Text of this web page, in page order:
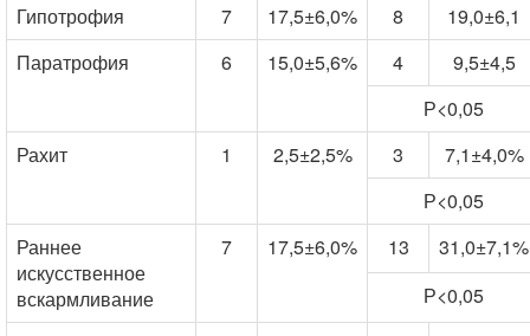
Гипотрофия 7 17,5±6,0% 8
19,0±6,1
Паратрофия
6 15,0±5,6% 4
9,5±4,5
Р<0,05
Рахит
1 2,5±2,5% 3
7,1±4,0%
Р<0,05
Раннее
искусственное
вскармливание
7 17,5±6,0% 13
31,0±7,1%
Р<0,05